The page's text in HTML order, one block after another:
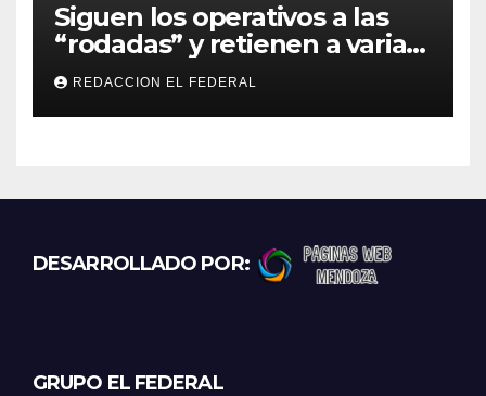
Siguen los operativos a las
“rodadas” y retienen a varias
motocicletas
REDACCION EL FEDERAL
DESARROLLADO POR:
GRUPO EL FEDERAL